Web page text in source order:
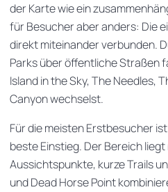
der Karte wie ein
für Besucher aber anders: Die
direkt miteinander verbunden.
Parks über öffentliche Straßen
Island in the Sky, The Needles,
Canyon wechselst.
Für die meisten Erstbesucher ist
beste Einstieg. Der Bereich
Aussichtspunkte, kurze Trails
und Dead Horse Point